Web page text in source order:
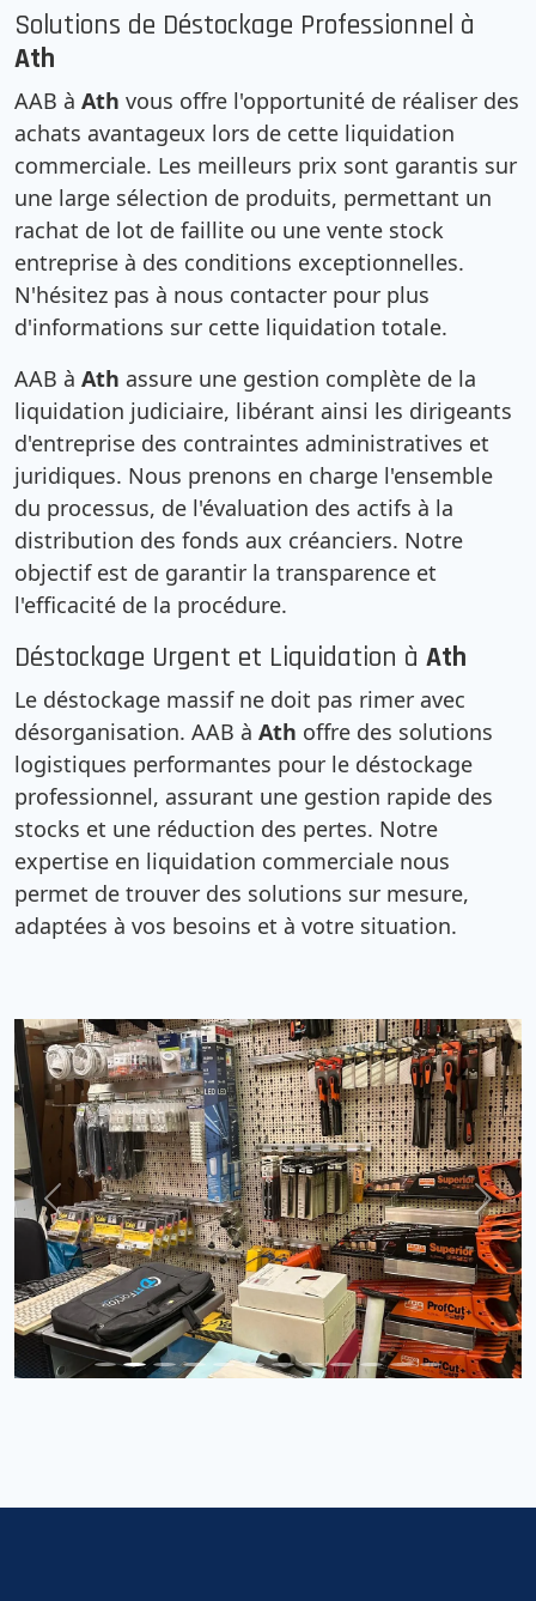
Solutions de Déstockage Professionnel à
Ath
AAB à Ath vous offre l'opportunité de réaliser des
achats avantageux lors de cette liquidation
commerciale. Les meilleurs prix sont garantis sur
une large sélection de produits, permettant un
rachat de lot de faillite ou une vente stock
entreprise à des conditions exceptionnelles.
N'hésitez pas à nous contacter pour plus
d'informations sur cette liquidation totale.
AAB à Ath assure une gestion complète de la
liquidation judiciaire, libérant ainsi les dirigeants
d'entreprise des contraintes administratives et
juridiques. Nous prenons en charge l'ensemble
du processus, de l'évaluation des actifs à la
distribution des fonds aux créanciers. Notre
objectif est de garantir la transparence et
l'efficacité de la procédure.
Déstockage Urgent et Liquidation à Ath
Le déstockage massif ne doit pas rimer avec
désorganisation. AAB à Ath offre des solutions
logistiques performantes pour le déstockage
professionnel, assurant une gestion rapide des
stocks et une réduction des pertes. Notre
expertise en liquidation commerciale nous
permet de trouver des solutions sur mesure,
adaptées à vos besoins et à votre situation.
Previous Next